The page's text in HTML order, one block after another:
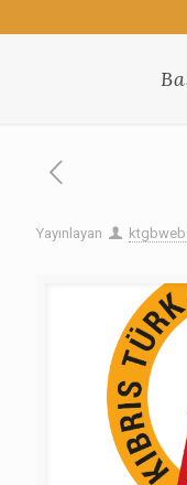
Yayınlayan ktgbweb